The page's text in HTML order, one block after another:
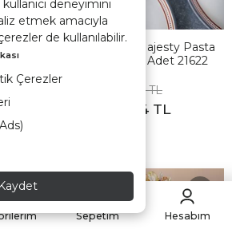
deneyimini
etmek amacıyla
de kullanılabilir.
Çerezler
Kaydet
21
Keraart Royal Majesty Pasta
Tabağı 22 Cm 6 Adet 21622
1.217,90 TL
791,64 TL
Sepetim Hesabım